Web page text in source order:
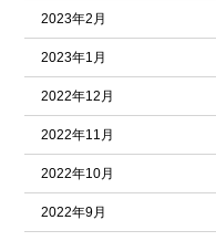
2023年2月
2023年1月
2022年12月
2022年11月
2022年10月
2022年9月